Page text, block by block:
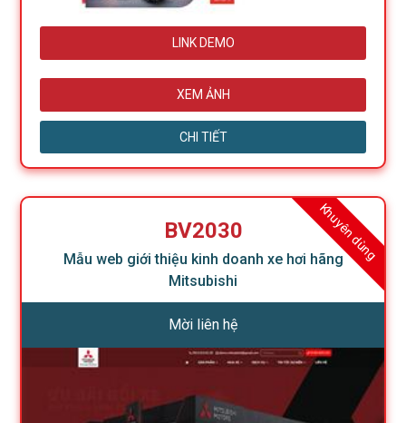
LINK DEMO
XEM ẢNH
CHI TIẾT
Khuyên dùng
BV2030
Mẫu web giới thiệu kinh doanh xe hơi hãng
Mitsubishi
Mời liên hệ